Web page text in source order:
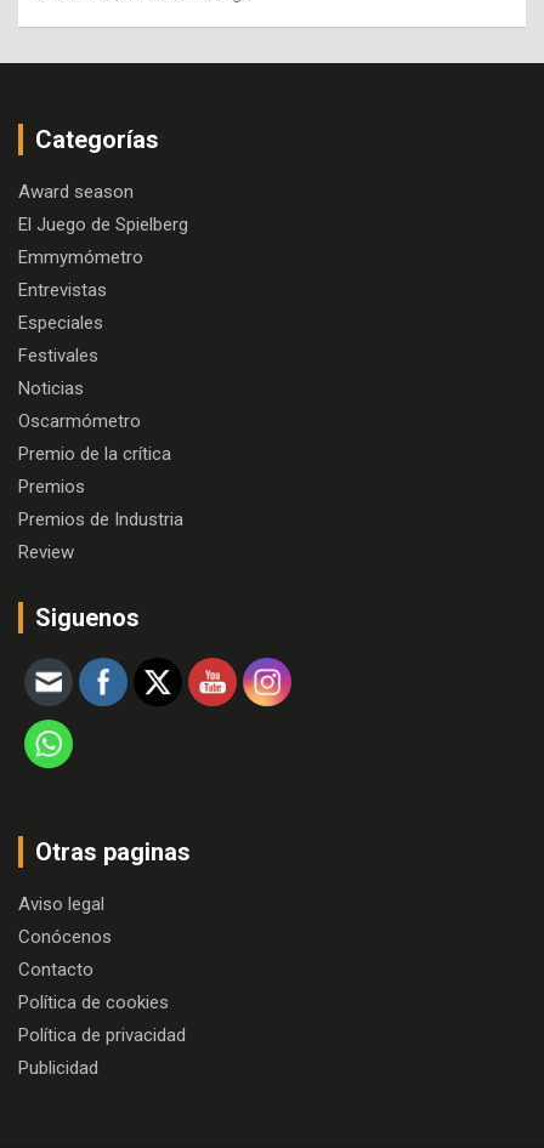
Categorías
Award season
El Juego de Spielberg
Emmymómetro
Entrevistas
Especiales
Festivales
Noticias
Oscarmómetro
Premio de la crítica
Premios
Premios de Industria
Review
Siguenos
Otras paginas
Aviso legal
Conócenos
Contacto
Política de cookies
Política de privacidad
Publicidad